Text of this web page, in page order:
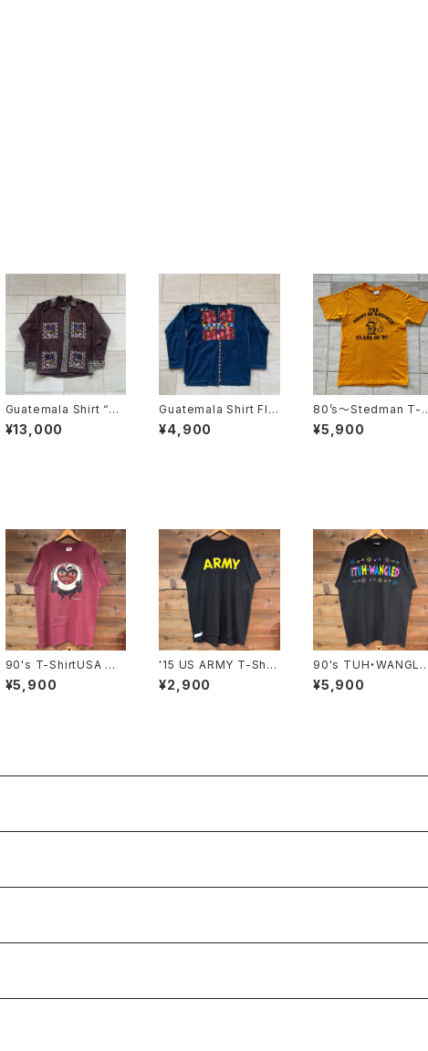
Guatemala Shirt “Qu
etzal”
¥13,000
Guatemala Shirt Flo
wer
¥4,900
80’s〜Stedman T-S
hirt “MADE IN USA”
¥5,900
90's T-ShirtUSA MA
DE SIZE:L
¥5,900
'15 US ARMY T-Shirt
SIZE:L
¥2,900
90's TUH・WANGLE
D T-Shirt USA MADE
SIZE:XL
¥5,900